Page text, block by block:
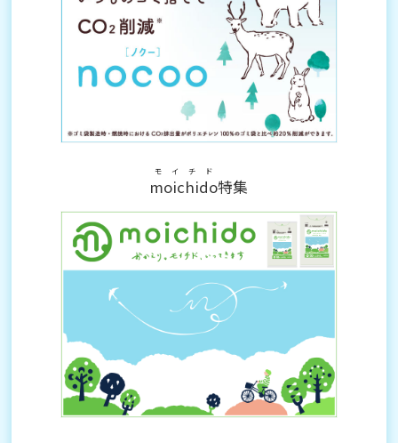
moichido
モイチド
特集